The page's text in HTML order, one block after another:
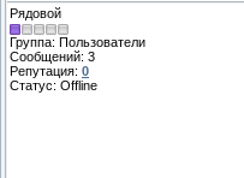
Рядовой
Группа: Пользователи
Сообщений: 3
Репутация: 0
Статус: Offline